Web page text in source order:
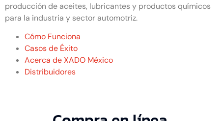
producción de aceites, lubricantes y productos químicos
para la industria y sector automotriz.
Cómo Funciona
Casos de Éxito
Acerca de XADO México
Distribuidores